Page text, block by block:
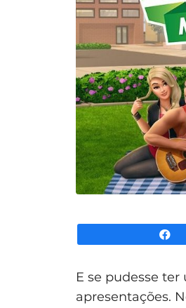
E se pudesse ter
apresentações.